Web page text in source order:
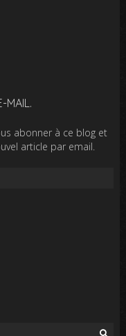
MAIL.
abonner à ce blog et
article par email.